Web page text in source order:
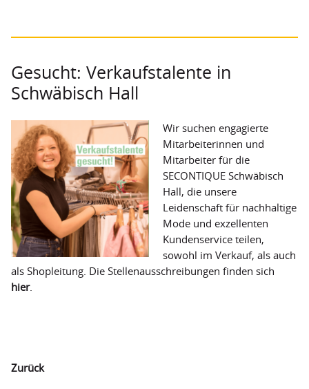
Gesucht: Verkaufstalente in
Schwäbisch Hall
Wir suchen engagierte
Mitarbeiterinnen und
Mitarbeiter für die
SECONTIQUE Schwäbisch
Hall, die unsere
Leidenschaft für nachhaltige
Mode und exzellenten
Kundenservice teilen,
sowohl im Verkauf, als auch
als Shopleitung. Die Stellenausschreibungen finden sich
hier.
Zurück